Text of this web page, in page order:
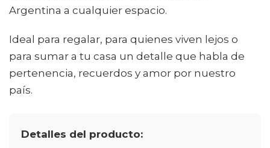
Argentina a cualquier espacio.
Ideal para regalar, para quienes viven lejos o
para sumar a tu casa un detalle que habla de
pertenencia, recuerdos y amor por nuestro
país.
Detalles del producto: